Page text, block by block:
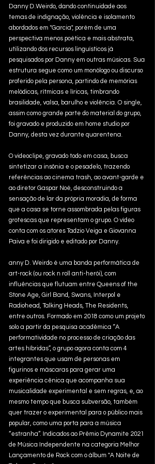
Danny D.Weirdo, dando continuidade aos
temas de indignação, violência e isolamento
abordados em "Garcia", porém de uma
perspectiva menos poética e mais abstrata,
utilizando dos recursos linguísticos já
pesquisados por Danny em outras músicas. Sua
estrutura segue como um monólogo ou discurso
proferido pela persona, partindo de memórias
melódicas, rítmicas e líricas, timbrando
brasilidade, valsa, barulho e violência. O single,
assim como grande parte do material do grupo,
foi gravado e produzido em home studio por
Danny, desta vez durante quarentena.
O videoclipe, gravado todo em casa, busca
sintetizar a insônia e o pesadelo, trazendo
referências ao cinema trash, ao avant-garde e
ao diretor Gaspar Noé, desconstruindo a
sensação de lar da própria moradia, de forma
que a casa se torne assombrada pelas figuras
grotescas que representam o grupo. O vídeo
conta com os atores Tadzio Veiga e Giovanna
Paiva e foi dirigido e editado por Danny.
anny D. Weirdo é uma banda performática de
art-rock (ou rock n roll anti-herói), com
influências que flutuam entre Queens of the
Stone Age, Girl Band, Swans, Interpol e
Radiohead, Talking Heads, The Residents,
entre outros. Formado em 2018 como um projeto
solo a partir da pesquisa acadêmica “A
performatividade no processo de criação das
artes híbridas”, o grupo agora conta com 4
integrantes que usam de personas em
figurinos e máscaras para gerar uma
experiência cênica que acompanha sua
musicalidade experimental e sem regras, e, ao
mesmo tempo que busca subversão, também
quer trazer o experimental para o público mais
popular, como uma porta para a música
“estranha”. Indicados ao Prêmio Dynamite 2021
de Música Independente na categoria Melhor
Lançamento de Rock com o álbum "A Noite de